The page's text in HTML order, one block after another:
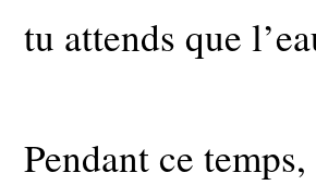
tu attends que
Pendant ce